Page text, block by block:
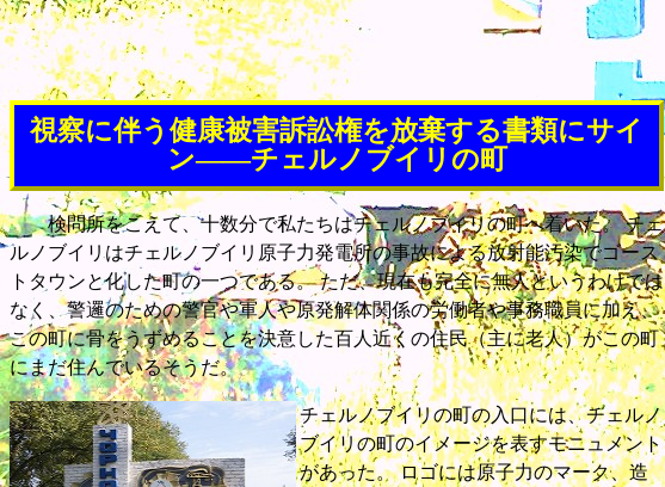
視察に伴う健康被害訴訟権を放棄する書類にサイ
ン――チェルノブイリの町
検問所をこえて、十数分で私たちはチェルノブイリの町へ着いた。 チェ
ルノブイリはチェルノブイリ原子力発電所の事故による放射能汚染でゴース
トタウンと化した町の一つである。 ただ、現在も完全に無人というわけでは
なく、警邏のための警官や軍人や原発解体関係の労働者や事務職員に加え、
この町に骨をうずめることを決意した百人近くの住民（主に老人）がこの町
にまだ住んでいるそうだ。
チェルノブイリの町の入口には、チェルノ
ブイリの町のイメージを表すモニュメント
があった。 ロゴには原子力のマーク、造